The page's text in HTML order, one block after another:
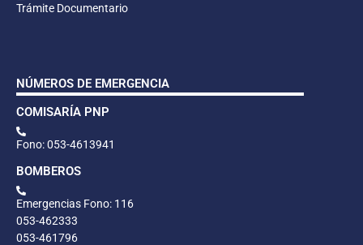
Trámite Documentario
NÚMEROS DE EMERGENCIA
COMISARÍA PNP
Fono: 053-4613941
BOMBEROS
Emergencias Fono: 116
053-462333
053-461796